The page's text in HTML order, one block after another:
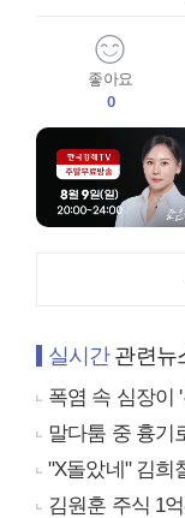
좋아요
0
실시간관련뉴
폭염 속 심장이
말다툼 중 흉기
"X돌았네" 김희
김원훈 주식 1